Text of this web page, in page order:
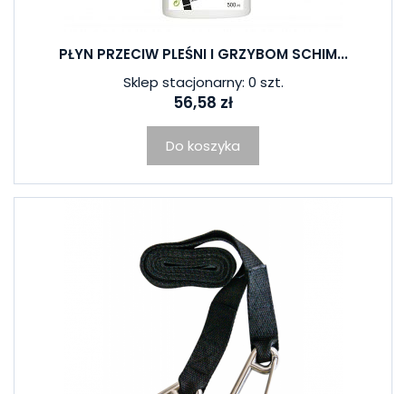
PŁYN PRZECIW PLEŚNI I GRZYBOM SCHIM...
Sklep stacjonarny: 0 szt.
56,58 zł
Do koszyka